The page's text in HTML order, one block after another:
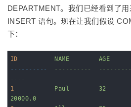
DEPARTMENT。我们已经看到了
INSERT 语句。现在让我们假设
下：
ID
NAME        AGE
----------
----------
----
1
Paul        32
20000.0